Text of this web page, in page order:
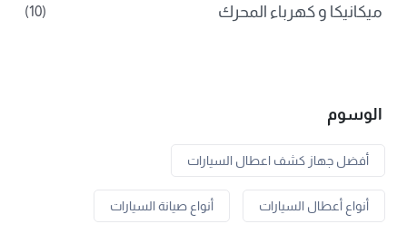
ميكانيكا و كهرباء المحرك (10)
الوسوم
أفضل جهاز كشف اعطال السيارات
أنواع أعطال السيارات أنواع صيانة السيارات